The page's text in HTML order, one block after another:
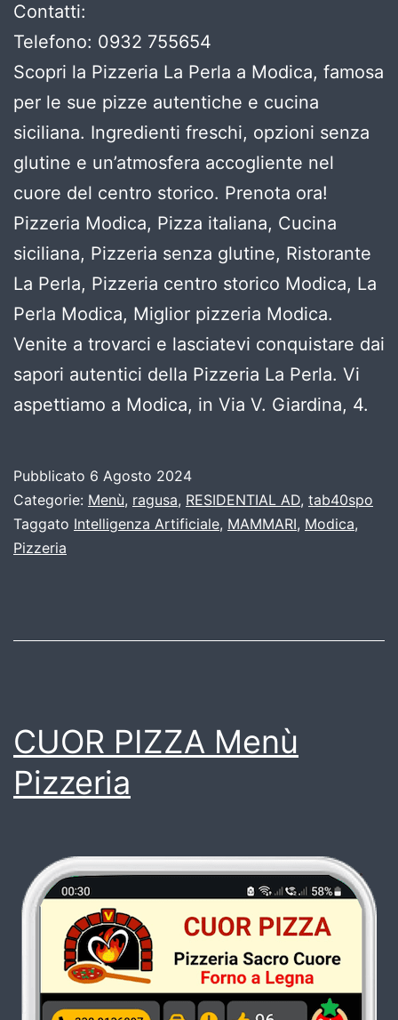
Contatti:
Telefono: 0932 755654
Scopri la Pizzeria La Perla a Modica, famosa
per le sue pizze autentiche e cucina
siciliana. Ingredienti freschi, opzioni senza
glutine e un’atmosfera accogliente nel
cuore del centro storico. Prenota ora!
Pizzeria Modica, Pizza italiana, Cucina
siciliana, Pizzeria senza glutine, Ristorante
La Perla, Pizzeria centro storico Modica, La
Perla Modica, Miglior pizzeria Modica.
Venite a trovarci e lasciatevi conquistare dai
sapori autentici della Pizzeria La Perla. Vi
aspettiamo a Modica, in Via V. Giardina, 4.
Pubblicato 6 Agosto 2024
Categorie: Menù, ragusa, RESIDENTIAL AD, tab40spo
Taggato Intelligenza Artificiale, MAMMARI, Modica,
Pizzeria
CUOR PIZZA Menù
Pizzeria